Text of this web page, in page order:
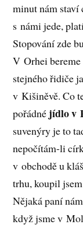
minut nám staví
s námi jede,
Stopování zde
V Orhei
stejného řidiče
v Kišiněvě. Co
pořádné jídlo v
suvenýry je to
nepočítám-li
v obchodě u
trhu, koupil
Nějaká paní
když jsme v